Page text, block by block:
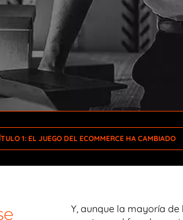
1: EL JUEGO DEL ECOMMERCE HA CAMBIADO
Y, aunque la mayoría